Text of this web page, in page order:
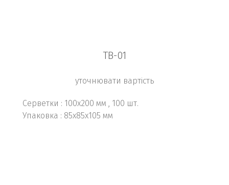
TB-01
уточнювати вартість
Серветки : 100х200 мм , 100 шт.
Упаковка : 85х85х105 мм